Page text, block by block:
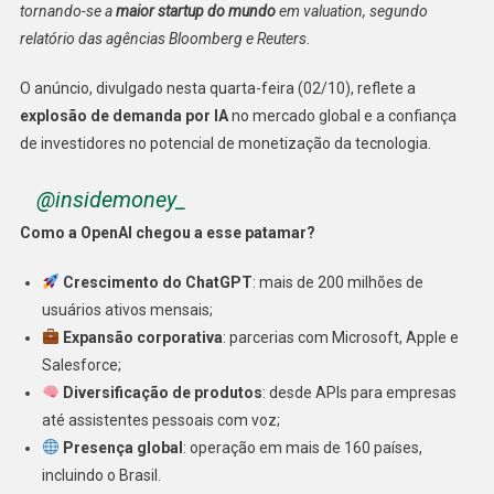
US$
E
Vira
A
tornando-se amaior startup do mundoem valuation, segundo
relatório das agências Bloomberg e Reuters.
O anúncio, divulgado nesta quarta-feira (02/10), reflete a
explosão de demanda por IAno mercado global e a confiança
de investidores no potencial de monetização da tecnologia.
@insidemoney_
Como a OpenAI chegou a esse patamar?
Crescimento do ChatGPT: mais de 200 milhões de
usuários ativos mensais;
Expansão corporativa: parcerias com Microsoft, Apple e
Salesforce;
Diversificação de produtos: desde APIs para empresas
até assistentes pessoais com voz;
Presença global : operação em mais de 160 países,
incluindo o Brasil.